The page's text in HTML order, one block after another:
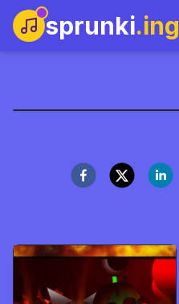
sprunki.ing
Jugar Ahora